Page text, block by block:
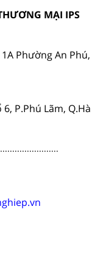
MẠI IPS
Phường An Phú,
6, P.Phú Lãm, Q.Hà